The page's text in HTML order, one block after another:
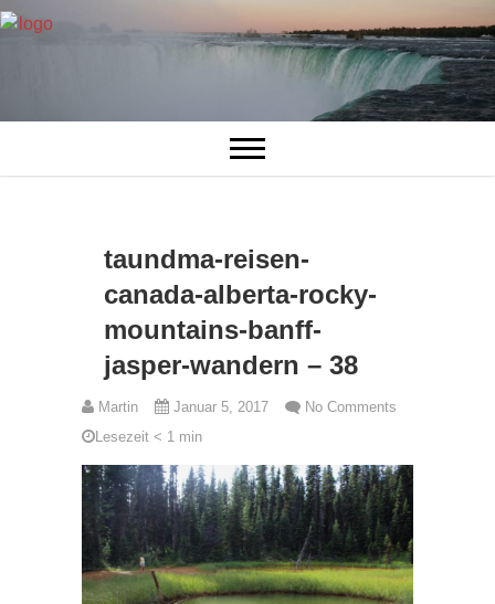
taundma-reisen-
canada-alberta-rocky-
mountains-banff-
jasper-wandern – 38
Martin Januar 5, 2017
No Comments
Lesezeit < 1 min